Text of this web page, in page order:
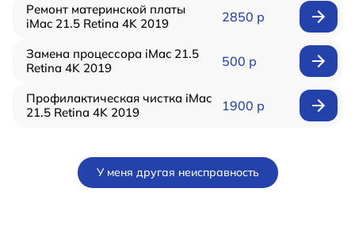
Ремонт материнской платы
iMac 21.5 Retina 4K 2019
2850 р
Замена процессора iMac 21.5
Retina 4K 2019
500 р
Профилактическая чистка iMac
21.5 Retina 4K 2019
1900 р
У меня другая неисправность